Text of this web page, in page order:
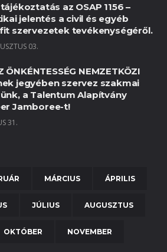
az OSAP 1156 –
jelentés a civil és egyéb
szervezetek tevékenységéről.
03.
ÖNKÉNTESSÉG NEMZETKÖZI
jegyében szervez szakmai
a Talentum Alapítvány
Jamboree-t!
31.
MÁRCIUS ÁPRILIS
JÚLIUS AUGUSZTUS
OKTÓBER NOVEMBER